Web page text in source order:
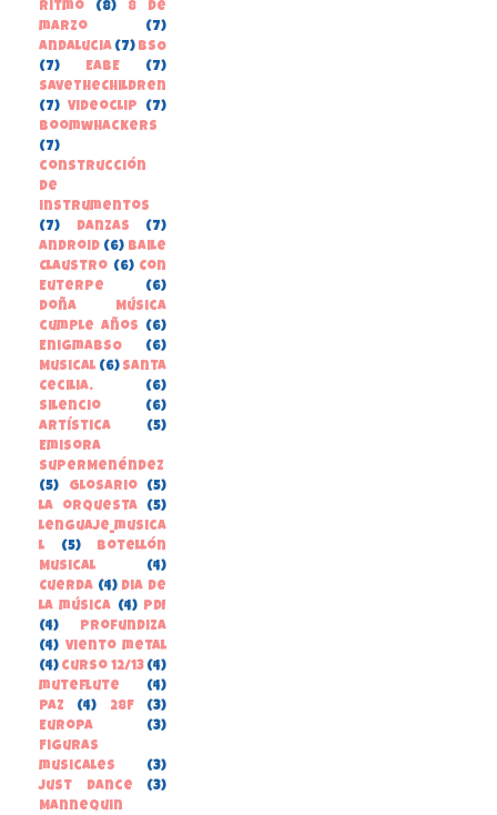
Ritmo (8)
8 de
marzo
(7)
Andalucia (7) BSO
(7)
EABE
(7)
SaveTheChildren
(7) Videoclip
(7)
boomwhackers
(7)
construcción
de
instrumentos
(7)
danzas
(7)
Android (6) Baile
Claustro (6) Con
Euterpe
(6)
Doña Música
cumple años
(6)
EnigmaBSO
(6)
Musical (6) Santa
Cecilia.
(6)
Silencio
(6)
Artística
(5)
Emisora
SuperMenéndez
(5)
Glosario
(5)
la orquesta
(5)
lenguaje_musica
l
(5)
Botellón
Musical
(4)
Cuerda (4) Dia de
la música (4) PDI
(4)
Profundiza
(4) Viento metal
(4) curso 12/13 (4)
muteflute
(4)
paz
(4) 28F
(3)
Europa
(3)
Figuras
musicales
(3)
Just Dance
(3)
Mannequin